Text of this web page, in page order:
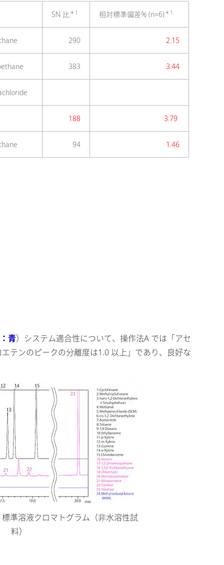
SN 比＊1 相対標準偏差% (n=6)＊1
290 2.15
383 3.44
188 3.79
94 1.46
青）システム適合性について、操作法A では「アセ
テンのピークの分離度は1.0 以上」であり、良好な
準溶液クロマトグラム（非水溶性試
料）